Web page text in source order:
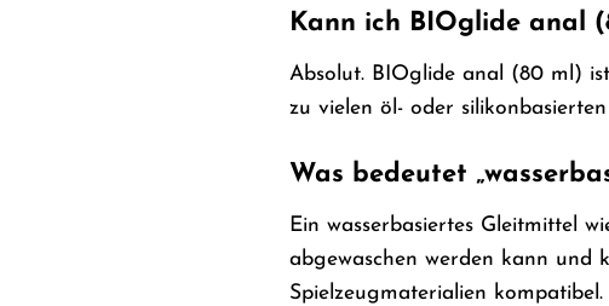
Kann ich BIOglide anal
Absolut. BIOglide anal (80 ml)
zu vielen öl- oder
Was bedeutet
Ein wasserbasiertes Gleitmittel
abgewaschen werden kann und
Spielzeugmaterialien kompatibel.